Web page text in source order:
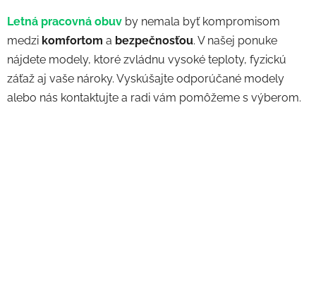
Letná pracovná obuv by nemala byť kompromisom
medzi komfortom a bezpečnosťou. V našej ponuke
nájdete modely, ktoré zvládnu vysoké teploty, fyzickú
záťaž aj vaše nároky. Vyskúšajte odporúčané modely
alebo nás kontaktujte a radi vám pomôžeme s výberom.